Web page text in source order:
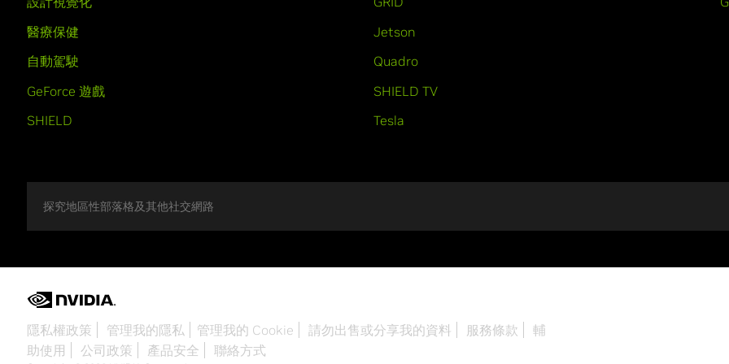
醫療保健
自動駕駛
GeForce 遊戲
SHIELD
Jetson
Quadro
SHIELD TV
Tesla
探究地區性部落格及其他社交網路
隱私權政策 管理我的隱私 管理我的 Cookie 請勿出售或分享我的資料 服務條款
輔
助使用
公司政策 產品安全 聯絡方式